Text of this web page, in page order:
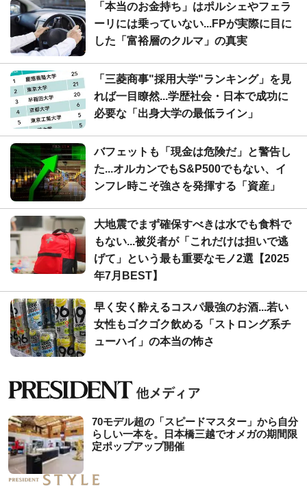
「本当のお金持ち」はポルシェやフェラ
ーリには乗っていない...FPが実際に目に
した「富裕層のクルマ」の真実
「三菱商事"採用大学"ランキング」を見
れば一目瞭然...学歴社会・日本で成功に
必要な「出身大学の最低ライン」
バフェットも「現金は危険だ」と警告し
た...オルカンでもS&P500でもない、イ
ンフレ時こそ強さを発揮する「資産」
大地震でまず確保すべきは水でも食料で
もない...被災者が「これだけは担いで逃
げて」という最も重要なモノ2選【2025
年7月BEST】
早く安く酔えるコスパ最強のお酒...若い
女性もゴクゴク飲める「ストロング系チ
ューハイ」の本当の怖さ
70モデル超の「スピードマスター」から自分
らしい一本を。日本橋三越でオメガの期間限
定ポップアップ開催